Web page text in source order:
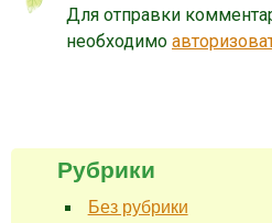
Для отправки
необходимо
Рубрики
Без рубрики